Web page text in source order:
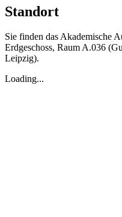
Standort
Sie finden das Akademische
Erdgeschoss, Raum A.036
Leipzig).
Loading...